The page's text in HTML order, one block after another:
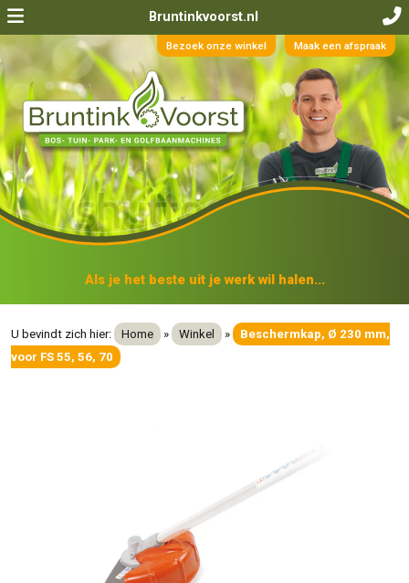
Bruntinkvoorst.nl
Bezoek onze winkel Maak een afspraak
Als je het beste uit je werk wil halen...
U bevindt zich hier: Home » Winkel »
Beschermkap, Ø 230 mm,
voor FS 55, 56, 70